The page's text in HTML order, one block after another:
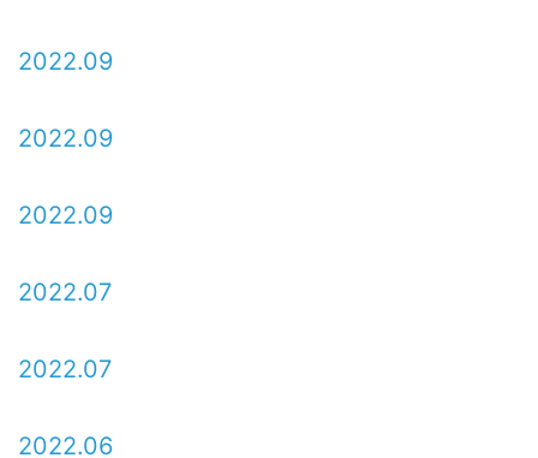
2022.09
2022.09
2022.09
2022.07
2022.07
2022.06